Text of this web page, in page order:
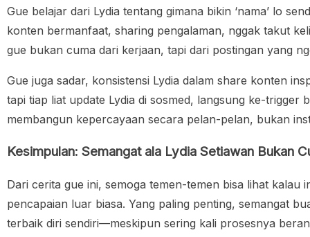
Gue belajar dari Lydia tentang gimana bikin ‘nama’ lo
konten bermanfaat, sharing pengalaman, nggak takut
gue bukan cuma dari kerjaan, tapi dari postingan yang
Gue juga sadar, konsistensi Lydia dalam share konten
tapi tiap liat update Lydia di sosmed, langsung ke-
membangun kepercayaan secara pelan-pelan, bukan
Kesimpulan: Semangat ala Lydia Setiawan Bukan
Dari cerita gue ini, semoga temen-temen bisa lihat kalau
pencapaian luar biasa. Yang paling penting, semangat
terbaik diri sendiri—meskipun sering kali prosesnya